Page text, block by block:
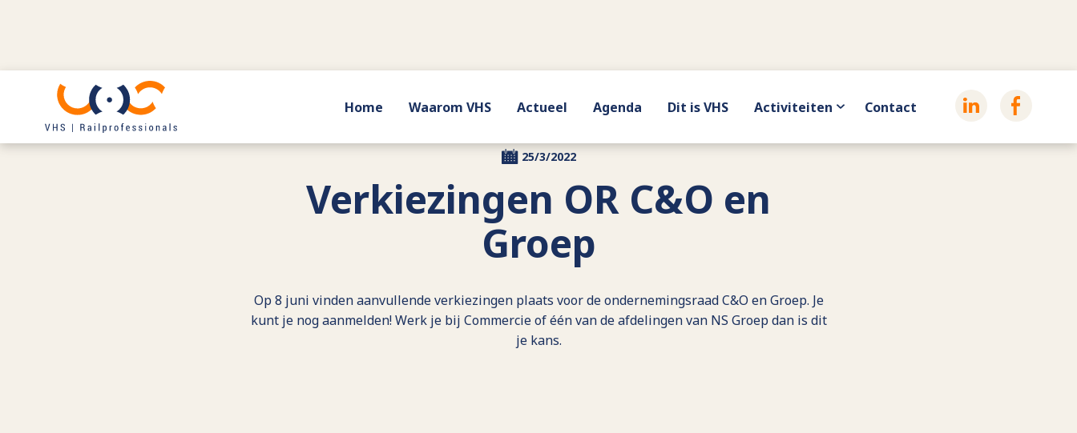
Home Waarom VHS Actueel Agenda Dit is VHS Activiteiten Contact
Terug naar actueel
25/3/2022
Verkiezingen OR C&O en
Groep
Op 8 juni vinden aanvullende verkiezingen plaats voor de ondernemingsraad C&O en Groep. Je
kunt je nog aanmelden! Werk je bij Commercie of één van de afdelingen van NS Groep dan is dit
je kans.